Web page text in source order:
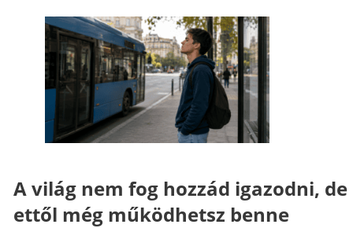
A világ nem fog hozzád igazodni, de
ettől még működhetsz benne